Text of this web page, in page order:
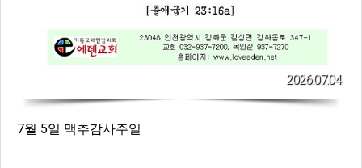
2026.07.04
7월 5일 맥추감사주일